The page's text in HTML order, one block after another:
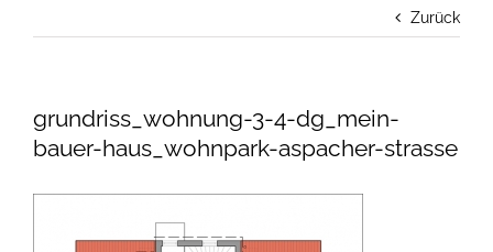
Zurück
grundriss_wohnung-3-4-dg_mein-
bauer-haus_wohnpark-aspacher-strasse